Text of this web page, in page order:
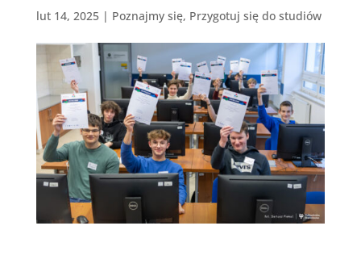
lut 14, 2025| Poznajmy się, Przygotuj się do studiów